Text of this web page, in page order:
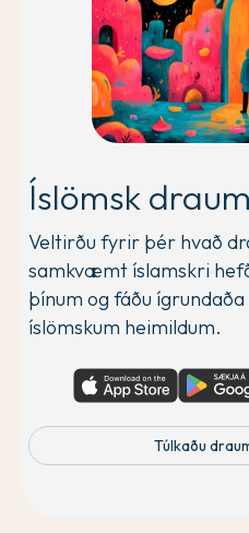
Íslömsk
Veltirðu fyrir þér hvað
samkvæmt íslamskri
þínum og fáðu
íslömskum heimildum.
Túlkaðu